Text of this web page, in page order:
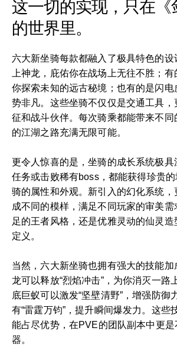
这一切的实现，只在《
的世界里。
六大新坐骑每款都融入了极具特色的设
上神龙，庇佑你在战场上无往不胜；
你探索未知的远古秘境；也有的是闪
势非凡。这些坐骑不仅仅是交通工具，
征和战斗伙伴。每次骑乘都能带来不
的江湖之路充满无限可能。
更令人惊喜的是，坐骑的成长系统极具
任务或击败稀有boss，都能获得珍贵
骑的属性和外观。新引入的幻化系统
成不同的模样，满足不同玩家的审美
足的王者风格，还是优雅灵动的仙灵
定义。
当然，六大新坐骑也拥有强大的技能加
龙可以释放“烈焰冲击”，为你消灭一路
底巨蚁可以激发“坚壁清野”，增强防御
有“雷霆万钧”，提升瞬间爆发力。这些
能占尽优势，在PVE的团队副本中更是
器。